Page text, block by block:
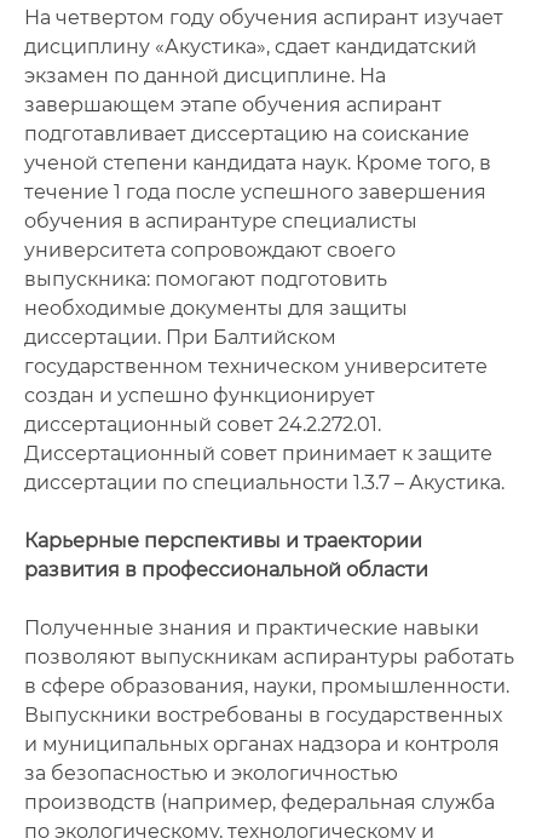
На четвертом году обучения аспирант изучает
дисциплину «Акустика», сдает кандидатский
экзамен по данной дисциплине. На
завершающем этапе обучения аспирант
подготавливает диссертацию на соискание
ученой степени кандидата наук. Кроме того, в
течение 1 года после успешного завершения
обучения в аспирантуре специалисты
университета сопровождают своего
выпускника: помогают подготовить
необходимые документы для защиты
диссертации. При Балтийском
государственном техническом университете
создан и успешно функционирует
диссертационный совет 24.2.272.01.
Диссертационный совет принимает к защите
диссертации по специальности 1.3.7 – Акустика.
Карьерные перспективы и траектории
развития в профессиональной области
Полученные знания и практические навыки
позволяют выпускникам аспирантуры работать
в сфере образования, науки, промышленности.
Выпускники востребованы в государственных
и муниципальных органах надзора и контроля
за безопасностью и экологичностью
производств (например, федеральная служба
по экологическому, технологическому и